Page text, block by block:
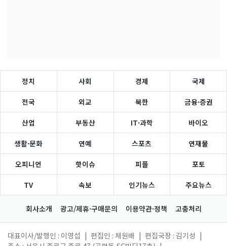
정치 사회 경제 국제
전국 외교 북한 금융·증권
산업 부동산 IT·과학 바이오
생활·문화 연예 스포츠 연재물
오피니언 핫이슈 피플 포토
TV 속보 인기뉴스 주요뉴스
회사소개 광고/제휴·구매문의 이용약관·정책 고충처리
대표이사/발행인 : 이영섭 편집인 : 채원배 편집국장 : 김기성